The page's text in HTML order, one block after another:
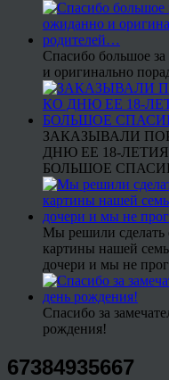
Спасибо большое
и оригинально
ЗАКАЗЫВАЛИ
ДНЮ ЕЕ 18-
БОЛЬШОЕ
Мы решили сделать
картины нашей
дочери и мы не
Спасибо за
рождения!
67384935667